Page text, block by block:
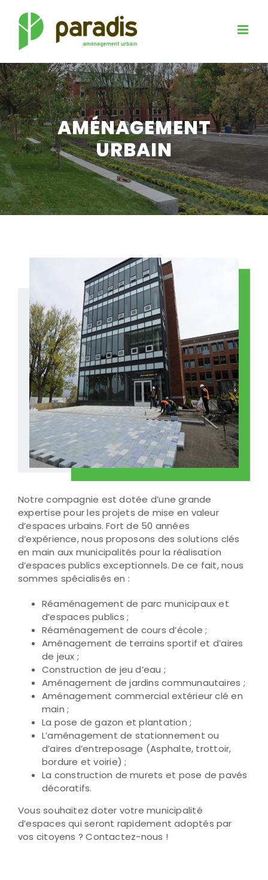
contenu
AMÉNAGEMENT
URBAIN
Notre compagnie est dotée d’une grande
expertise pour les projets de mise en valeur
d’espaces urbains. Fort de 50 années
d’expérience, nous proposons des solutions clés
en main aux municipalités pour la réalisation
d’espaces publics exceptionnels. De ce fait, nous
sommes spécialisés en :
Réaménagement de parc municipaux et
d’espaces publics ;
Réaménagement de cours d’école ;
Aménagement de terrains sportif et d’aires
de jeux ;
Construction de jeu d’eau ;
Aménagement de jardins communautaires ;
Aménagement commercial extérieur clé en
main ;
La pose de gazon et plantation ;
L’aménagement de stationnement ou
d’aires d’entreposage (Asphalte, trottoir,
bordure et voirie) ;
La construction de murets et pose de pavés
décoratifs.
Vous souhaitez doter votre municipalité
d’espaces qui seront rapidement adoptés par
vos citoyens ? Contactez-nous !